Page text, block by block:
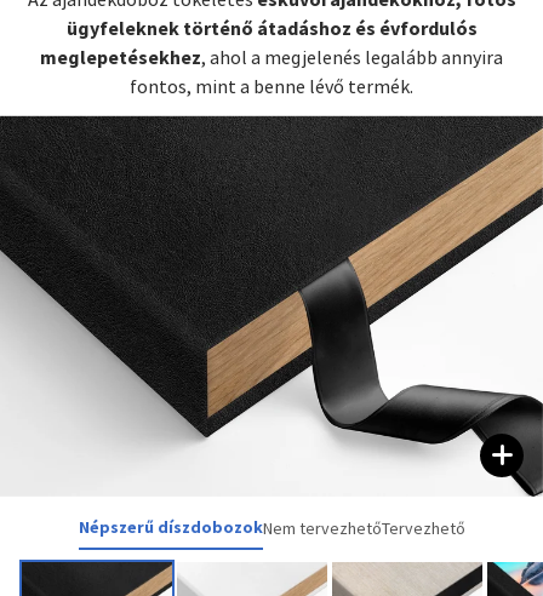
ügyfeleknek történő átadáshoz és évfordulós
meglepetésekhez, ahol a megjelenés legalább annyira
fontos, mint a benne lévő termék.
Népszerű díszdobozokNem tervezhetőTervezhető